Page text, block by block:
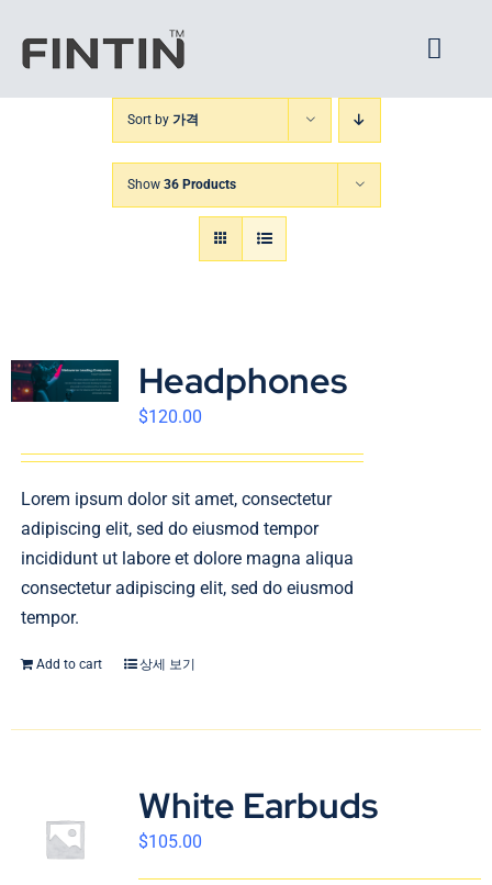
로
Architecture
About us
Sort by 가격
Show 36 Products
Headphones
$120.00
Lorem ipsum dolor sit amet, consectetur
adipiscing elit, sed do eiusmod tempor
incididunt ut labore et dolore magna aliqua
consectetur adipiscing elit, sed do eiusmod
tempor.
Add to cart 상세 보기
White Earbuds
$105.00